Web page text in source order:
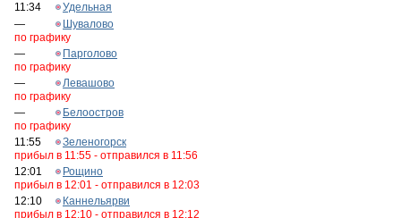
11:34
Удельная
—
Шувалово
по графику
—
Парголово
по графику
—
Левашово
по графику
—
Белоостров
по графику
11:55
Зеленогорск
прибыл в 11:55 - отправился в 11:56
12:01
Рощино
прибыл в 12:01 - отправился в 12:03
12:10
Каннельярви
прибыл в 12:10 - отправился в 12:12